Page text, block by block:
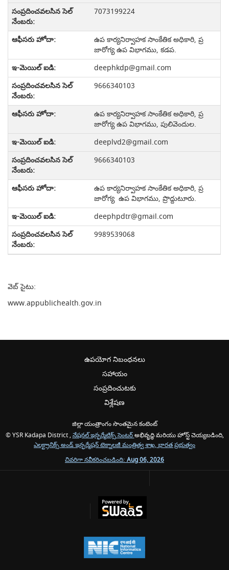
7073199224
ఉప కార్యనిర్వాహక సాంకేతిక అధికారి, ప్ర
జారోగ్య ఉప విభాగము, కడప.
deephkdp@gmail.com
9666340103
ఉప కార్యనిర్వాహక సాంకేతిక అధికారి, ప్ర
జారోగ్య ఉప విభాగము, పులివెందుల.
deeplvd2@gmail.com
9666340103
ఉప కార్యనిర్వాహక సాంకేతిక అధికారి, ప్ర
జారోగ్య ఉప విభాగము, ప్రొద్దుటూరు.
deephpdtr@gmail.com
9989539068
వెబ్ సైటు:
www.appublichealth.gov.in
ఉపయోగ నిబంధనలు
సహాయం
సంప్రదించుటకు
విశ్లేషణ
జిల్లా యంత్రాంగం సొంతమైన కంటెంట్
© YSR Kadapa District , నేషనల్ ఇన్ఫర్మేటిక్స్ సెంటర్అభివృద్ధి మరియు హోస్ట్ చెయ్యబడింది,
ఎలక్ట్రానిక్స్ అండ్ ఇన్ఫర్మేషన్ టెక్నాలజీ మంత్రిత్వ శాఖ, భారత ప్రభుత్వం
చివరిగా నవీకరించబడింది: Aug 06, 2026